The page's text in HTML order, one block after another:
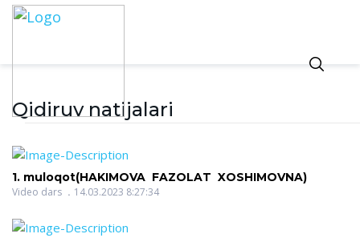
Qidiruv natijalari
1. muloqot(HAKIMOVA FAZOLAT XOSHIMOVNA)
Video dars 14.03.2023 8:27:34